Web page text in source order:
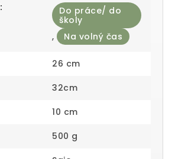
:
Do práce/ do
školy
,
Na volný čas
26 cm
32cm
10 cm
500 g